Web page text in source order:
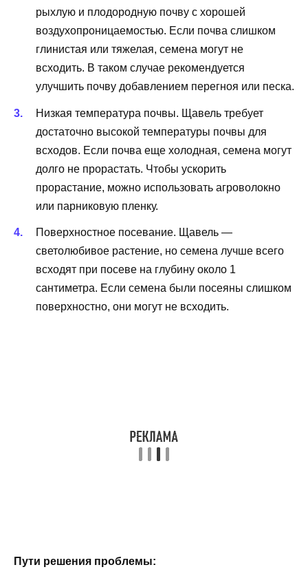
рыхлую и плодородную почву с хорошей
воздухопроницаемостью. Если почва слишком
глинистая или тяжелая, семена могут не
всходить. В таком случае рекомендуется
улучшить почву добавлением перегноя или песка.
Низкая температура почвы. Щавель требует
достаточно высокой температуры почвы для
всходов. Если почва еще холодная, семена могут
долго не прорастать. Чтобы ускорить
прорастание, можно использовать агроволокно
или парниковую пленку.
Поверхностное посевание. Щавель —
светолюбивое растение, но семена лучше всего
всходят при посеве на глубину около 1
сантиметра. Если семена были посеяны слишком
поверхностно, они могут не всходить.
Пути решения проблемы: